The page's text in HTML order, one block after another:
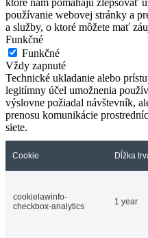
používanie webovej stránky a
a služby, o ktoré môžete mať
Funkčné
Funkčné
Vždy zapnuté
Technické ukladanie alebo
legitímny účel umožnenia
výslovne požiadal návštevník,
prenosu komunikácie
siete.
Cookie Dĺžka
cookielawinfo-
checkbox-analytics
1 year